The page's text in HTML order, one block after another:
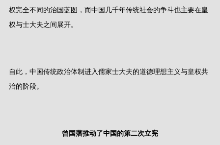
权完全不同的治国蓝图，而中国几千年传统社会的争斗也主要在皇
权与士大夫之间展开。
自此，中国传统政治体制进入儒家士大夫的道德理想主义与皇权共
治的阶段。
曾国藩推动了中国的第二次立宪